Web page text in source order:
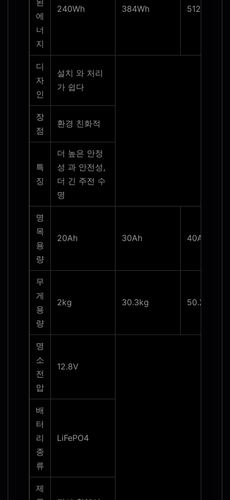
된
에
너
지
240Wh 384Wh 512Wh
디
자
인
설치 와 처리
가 쉽다
장
점
환경 친화적
특
징
더 높은 안정
성 과 안전성,
더 긴 주전 수
명
명
목
용
량
20Ah 30Ah 40Ah
무
게
용
량
2kg 30.3kg 50.2kg
명
소
전
압
12.8V
배
터
리
종
류
LiFePO4
제